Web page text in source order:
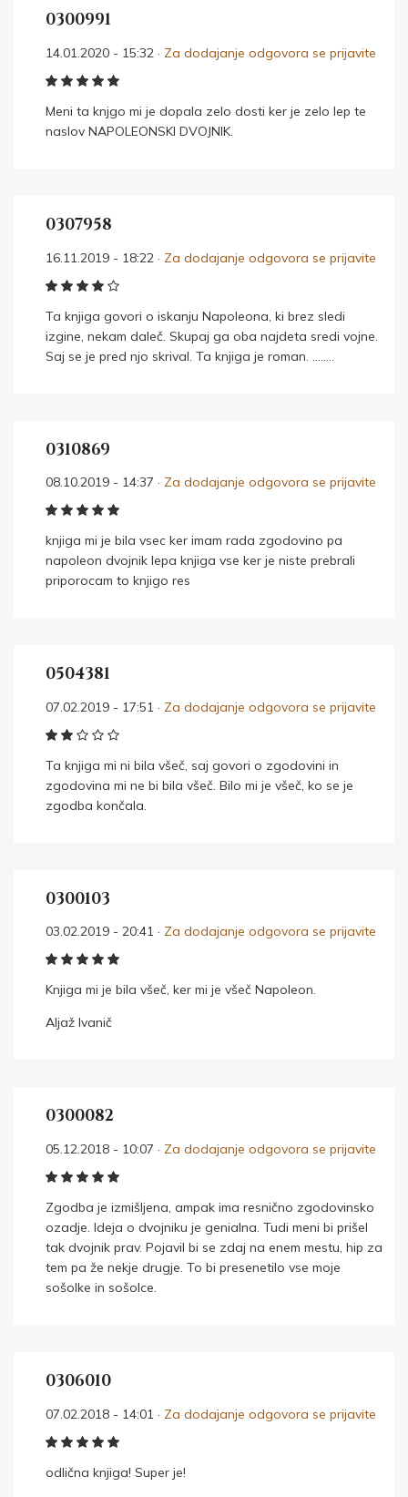
0300991
14.01.2020 - 15:32 · Za dodajanje odgovora se prijavite
Meni ta knjgo mi je dopala zelo dosti ker je zelo lep te
naslov NAPOLEONSKI DVOJNIK.
0307958
16.11.2019 - 18:22 · Za dodajanje odgovora se prijavite
Ta knjiga govori o iskanju Napoleona, ki brez sledi
izgine, nekam daleč. Skupaj ga oba najdeta sredi vojne.
Saj se je pred njo skrival. Ta knjiga je roman. ……..
0310869
08.10.2019 - 14:37 · Za dodajanje odgovora se prijavite
knjiga mi je bila vsec ker imam rada zgodovino pa
napoleon dvojnik lepa knjiga vse ker je niste prebrali
priporocam to knjigo res
0504381
07.02.2019 - 17:51 · Za dodajanje odgovora se prijavite
Ta knjiga mi ni bila všeč, saj govori o zgodovini in
zgodovina mi ne bi bila všeč. Bilo mi je všeč, ko se je
zgodba končala.
0300103
03.02.2019 - 20:41 · Za dodajanje odgovora se prijavite
Knjiga mi je bila všeč, ker mi je všeč Napoleon.
Aljaž Ivanič
0300082
05.12.2018 - 10:07 · Za dodajanje odgovora se prijavite
Zgodba je izmišljena, ampak ima resnično zgodovinsko
ozadje. Ideja o dvojniku je genialna. Tudi meni bi prišel
tak dvojnik prav. Pojavil bi se zdaj na enem mestu, hip za
tem pa že nekje drugje. To bi presenetilo vse moje
sošolke in sošolce.
0306010
07.02.2018 - 14:01 · Za dodajanje odgovora se prijavite
odlična knjiga! Super je!